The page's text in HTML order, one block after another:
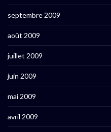
septembre 2009
août 2009
juillet 2009
juin 2009
mai 2009
avril 2009